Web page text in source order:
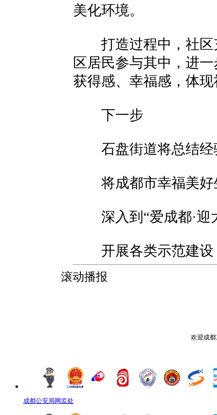
美化环境。
打造过程中，社区
区居民参与其中，进
获得感、幸福感，体
下一步
石盘街道将总结经
将成都市幸福美好
深入到“爱成都·迎
开展各类示范建设
滚动播报
欢迎成
成都公安局网监处